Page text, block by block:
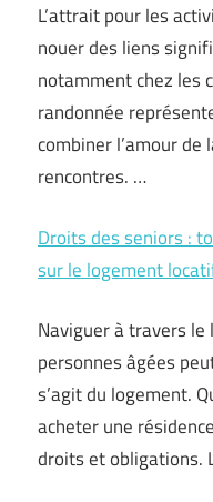
L’attrait pour les
nouer des liens
notamment chez les
randonnée
combiner l’amour
rencontres. …
Droits des seniors :
sur le logement
Naviguer à travers
personnes âgées
s’agit du logement.
acheter une
droits et obligations.